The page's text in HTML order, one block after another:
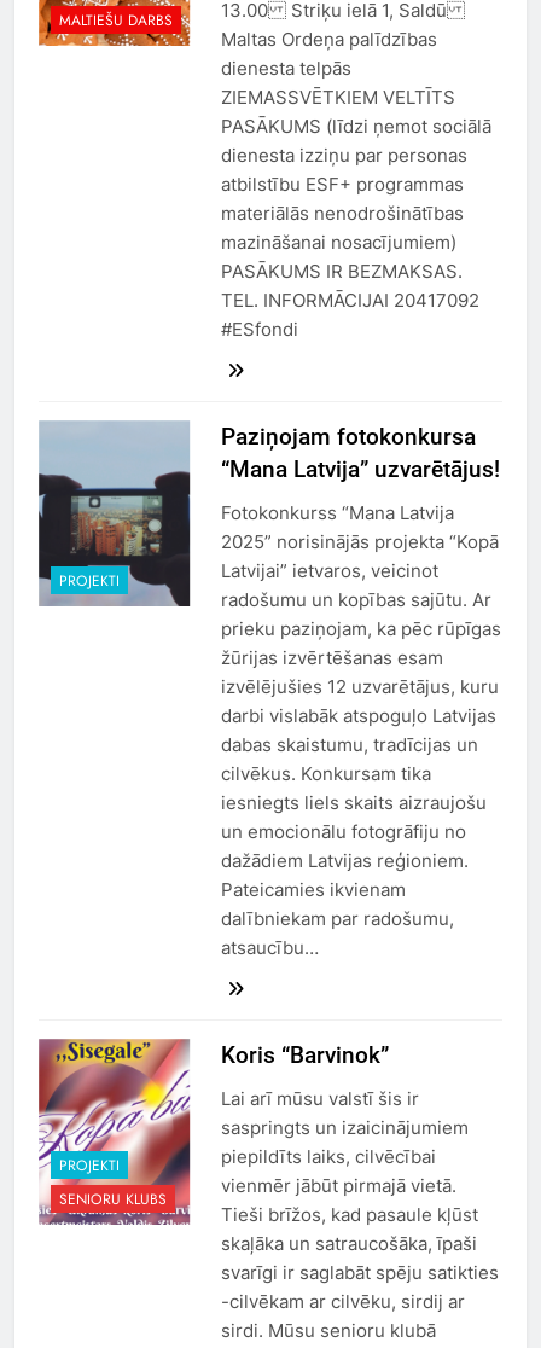
MALTIEŠU DARBS
13.00 Striķu ielā 1, Saldū
Maltas Ordeņa palīdzības
dienesta telpās
ZIEMASSVĒTKIEM VELTĪTS
PASĀKUMS (līdzi ņemot sociālā
dienesta izziņu par personas
atbilstību ESF+ programmas
materiālās nenodrošinātības
mazināšanai nosacījumiem)
PASĀKUMS IR BEZMAKSAS.
TEL. INFORMĀCIJAI 20417092
#ESfondi
PROJEKTI
Paziņojam fotokonkursa
“Mana Latvija” uzvarētājus!
Fotokonkurss “Mana Latvija
2025” norisinājās projekta “Kopā
Latvijai” ietvaros, veicinot
radošumu un kopības sajūtu. Ar
prieku paziņojam, ka pēc rūpīgas
žūrijas izvērtēšanas esam
izvēlējušies 12 uzvarētājus, kuru
darbi vislabāk atspoguļo Latvijas
dabas skaistumu, tradīcijas un
cilvēkus. Konkursam tika
iesniegts liels skaits aizraujošu
un emocionālu fotogrāfiju no
dažādiem Latvijas reģioniem.
Pateicamies ikvienam
dalībniekam par radošumu,
atsaucību…
PROJEKTI
SENIORU KLUBS
Koris “Barvinok”
Lai arī mūsu valstī šis ir
saspringts un izaicinājumiem
piepildīts laiks, cilvēcībai
vienmēr jābūt pirmajā vietā.
Tieši brīžos, kad pasaule kļūst
skaļāka un satraucošāka, īpaši
svarīgi ir saglabāt spēju satikties
-cilvēkam ar cilvēku, sirdij ar
sirdi. Mūsu senioru klubā